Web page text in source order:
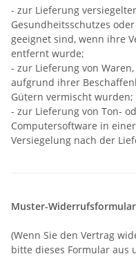
- zur Lieferung
Gesundheitsschutzes
geeignet sind, wenn ihre
entfernt wurde;
- zur Lieferung von
aufgrund ihrer
Gütern vermischt wurden;
- zur Lieferung von Ton-
Computersoftware in
Versiegelung nach der
Muster-Widerrufsformular
(Wenn Sie den Vertrag
bitte dieses Formular aus